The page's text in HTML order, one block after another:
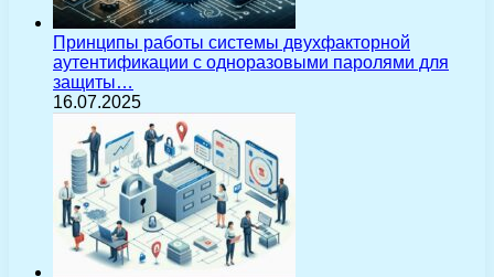
Принципы работы системы двухфакторной
аутентификации с одноразовыми паролями для
защиты…
16.07.2025